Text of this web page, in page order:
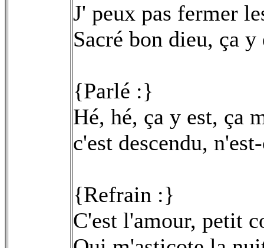
J' peux pas fermer
Sacré bon dieu, ça
{Parlé :}
Hé, hé, ça y est, ça
c'est descendu,
{Refrain :}
C'est l'amour, petit